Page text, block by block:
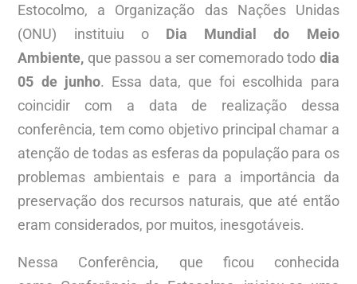
Estocolmo, a Organização das Nações Unidas
(ONU) instituiu oDia Mundial do Meio
Ambiente, que passou a ser comemorado todo dia
05 de junho. Essa data, que foi escolhida para
coincidir com a data de realização dessa
conferência, tem como objetivo principal chamar a
atenção de todas as esferas da população para os
problemas ambientais e para a importância da
preservação dos recursos naturais, que até então
eram considerados, por muitos, inesgotáveis.
Nessa Conferência, que ficou conhecida